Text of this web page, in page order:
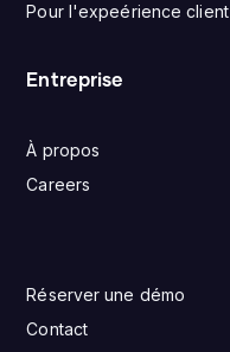
Pour l'expeérience client
Entreprise
À propos
Careers
Réserver une démo
Contact